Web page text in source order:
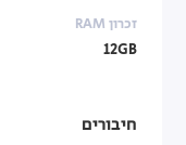
זכרון RAM
12GB
חיבורים